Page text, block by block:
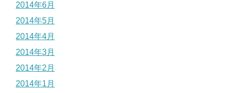
2014年6月
2014年5月
2014年4月
2014年3月
2014年2月
2014年1月